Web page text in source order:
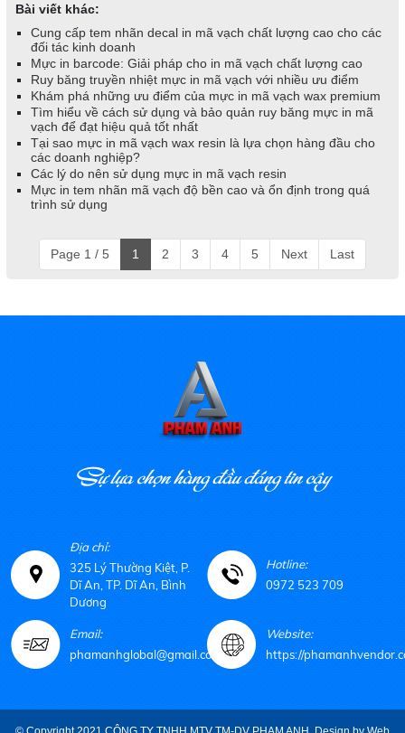
Bài viết khác:
Cung cấp tem nhãn decal in mã vạch chất lượng cao cho các
đối tác kinh doanh
Mực in barcode: Giải pháp cho in mã vạch chất lượng cao
Ruy băng truyền nhiệt mực in mã vạch với nhiều ưu điểm
Khám phá những ưu điểm của mực in mã vạch wax premium
Tìm hiểu về cách sử dụng và bảo quản ruy băng mực in mã
vạch để đạt hiệu quả tốt nhất
Tại sao mực in mã vạch wax resin là lựa chọn hàng đầu cho
các doanh nghiệp?
Các lý do nên sử dụng mực in mã vạch resin
Mực in tem nhãn mã vạch độ bền cao và ổn định trong quá
trình sử dụng
Page 1 / 5 1 2 3 4 5 Next Last
Sự lựa chọn hàng đầu đáng tin cậy
Địa chỉ:
325 Lý Thường Kiệt, P.
Dĩ An, TP. Dĩ An, Bình
Dương
Hotline:
0972 523 709
Email:
phamanhglobal@gmail.com
Website:
https://